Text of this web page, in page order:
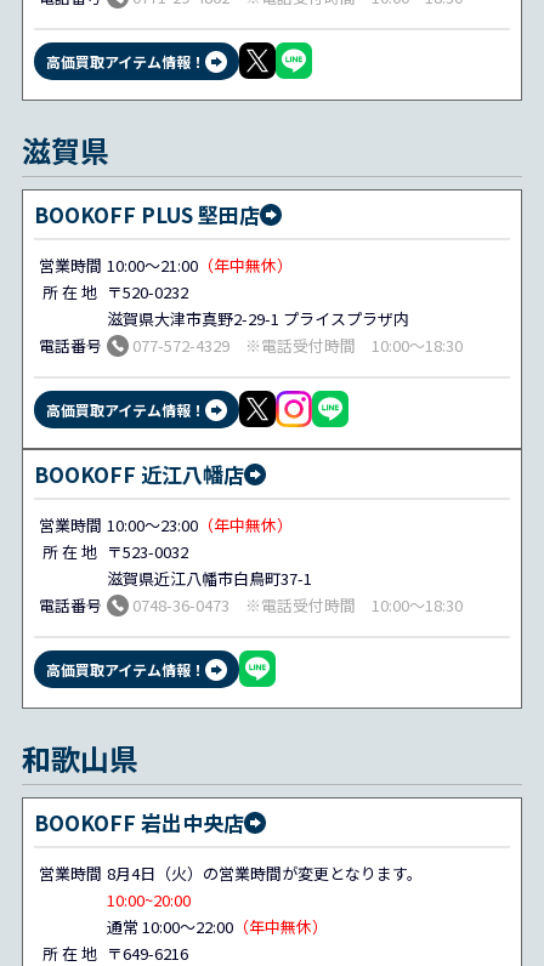
高価買取アイテム情報！
滋賀県
BOOKOFF PLUS 堅田店
営業時間 10:00～21:00（年中無休）
所 在 地 〒520-0232
滋賀県大津市真野2-29-1 プライスプラザ内
電話番号
077-572-4329 ※電話受付時間 10:00～18:30
高価買取アイテム情報！
BOOKOFF 近江八幡店
営業時間 10:00～23:00（年中無休）
所 在 地 〒523-0032
滋賀県近江八幡市白鳥町37-1
電話番号
0748-36-0473 ※電話受付時間 10:00～18:30
高価買取アイテム情報！
和歌山県
BOOKOFF 岩出中央店
営業時間 8月4日（火）の営業時間が変更となります。
10:00~20:00
通常 10:00～22:00（年中無休）
所 在 地 〒649-6216